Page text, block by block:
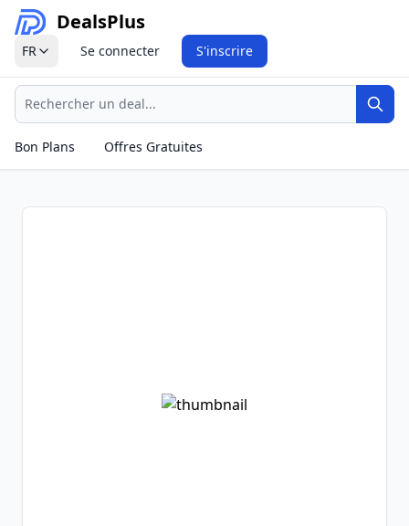
DealsPlus
FR Se connecter S'inscrire
Recherche
Bon Plans
Offres Gratuites